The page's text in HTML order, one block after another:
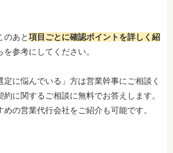
のあと項目ごとに確認ポイントを詳しく紹
参考にしてください。
に悩んでいる」方は営業幹事にご相談く
に関するご相談に無料でお答えします。
の営業代行会社をご紹介も可能です。